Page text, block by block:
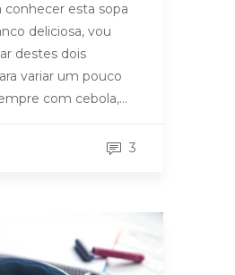
conhecer esta sopa
deliciosa, vou
destes dois
variar um pouco
com cebola,…
3